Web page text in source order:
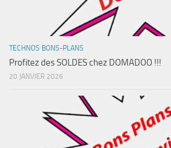
TECHNOS BONS-PLANS
Profitez des SOLDES chez DOMADOO !!!
20 JANVIER 2026